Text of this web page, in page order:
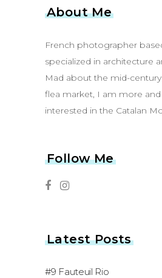
About Me
French photographer
specialized in architecture
Mad about the mid-
flea market, I am more
interested in the Catalan
Follow Me
Latest Posts
#9 Fauteuil Rio